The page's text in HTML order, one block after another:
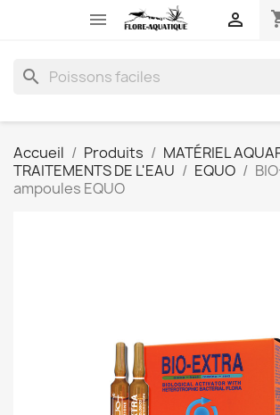
 
search
Accueil Produits
MATÉRIEL
TRAITEMENTS DE L'EAU
EQUO
ampoules EQUO